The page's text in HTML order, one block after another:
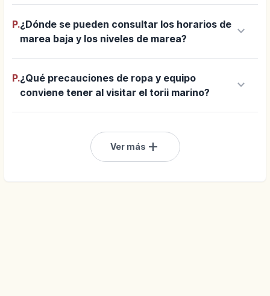
P.¿Dónde se pueden consultar los horarios de
marea baja y los niveles de marea?
keyboard_arrow_down
P.¿Qué precauciones de ropa y equipo
conviene tener al visitar el torii marino?
keyboard_arrow_down
Ver más add